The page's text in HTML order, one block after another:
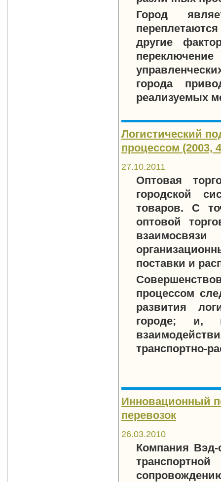
Город
другие
города
реализуемых
Логистический
процессом (2003,
27.10.2011
Оптовая
городской
товаров. С
оптовой
поставки и
процессом
развития
городе; и,
транспортно-
Инновационный
перевозок
26.03.2010
Компания Вэд-